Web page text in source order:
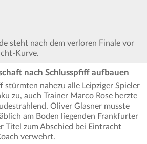
steht nach dem verloren Finale vor
Kurve.
nach Schlusspfiff aufbauen
stürmten nahezu alle Leipziger Spieler
zu, auch Trainer Marco Rose herzte
Oliver Glasner musste
am Boden liegenden Frankfurter
Titel zum Abschied bei Eintracht
verwehrt.